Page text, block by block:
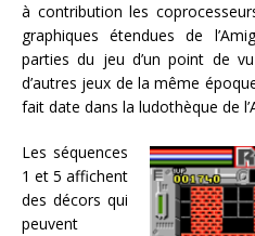
à contribution les
graphiques étendues de
parties du jeu d’un point de
d’autres jeux de la même
fait date dans la ludothèque de
Les séquences
1 et 5 affichent
des décors qui
peuvent